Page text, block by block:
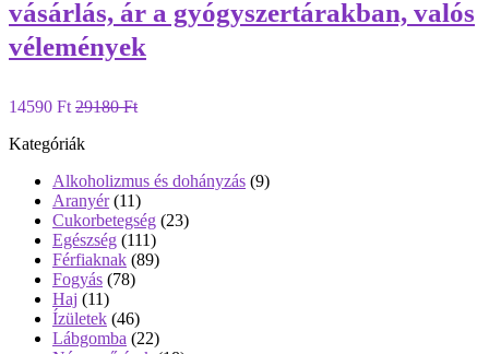
vásárlás, ár a gyógyszertárakban, valós
vélemények
14590 Ft 29180 Ft
Kategóriák
Alkoholizmus és dohányzás (9)
Aranyér(11)
Cukorbetegség (23)
Egészség (111)
Férfiaknak (89)
Fogyás (78)
Haj (11)
Ízületek (46)
Lábgomba (22)